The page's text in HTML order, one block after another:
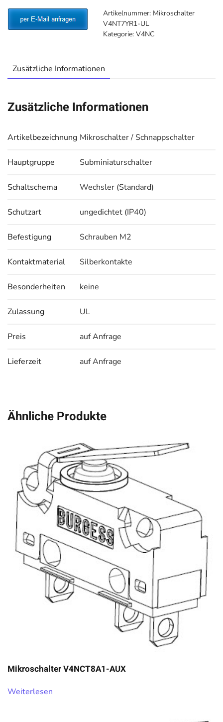
Artikelnummer: Mikroschalter
V4NT7YR1-UL
Kategorie: V4NC
Zusätzliche Informationen
Zusätzliche Informationen
Artikelbezeichnung Mikroschalter / Schnappschalter
Hauptgruppe Subminiaturschalter
Schaltschema Wechsler (Standard)
Schutzart ungedichtet (IP40)
Befestigung Schrauben M2
Kontaktmaterial Silberkontakte
Besonderheiten keine
Zulassung UL
Preis auf Anfrage
Lieferzeit auf Anfrage
Ähnliche Produkte
Mikroschalter V4NCT8A1-AUX
Weiterlesen